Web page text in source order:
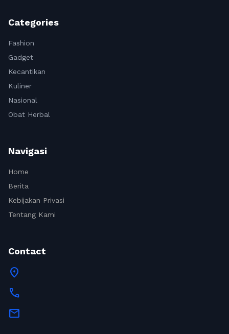
Categories
Fashion
Gadget
Kecantikan
Kuliner
Nasional
Obat Herbal
Navigasi
Home
Berita
Kebijakan Privasi
Tentang Kami
Contact
location_on
call
mail